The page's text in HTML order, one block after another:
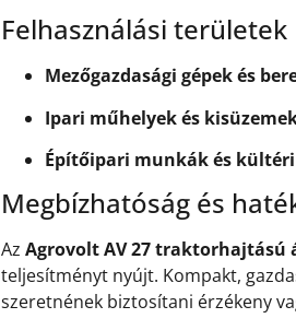
Felhasználási területek
Mezőgazdasági gépek és
Ipari műhelyek és
Építőipari munkák és
Megbízhatóság és
Az Agrovolt AV 27 traktorhajtású
teljesítményt nyújt. Kompakt,
szeretnének biztosítani érzékeny